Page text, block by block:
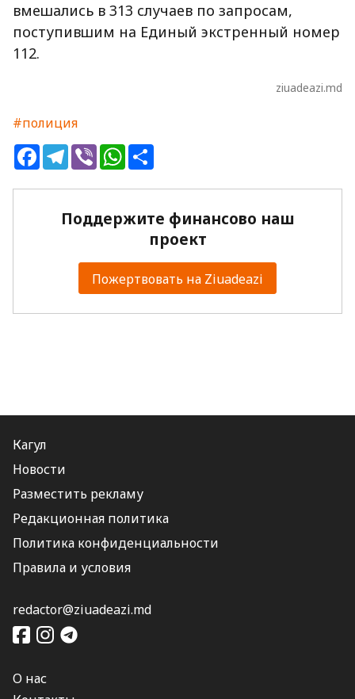
вмешались в 313 случаев по запросам,
поступившим на Единый экстренный номер
112.
ziuadeazi.md
#полиция
FacebookTelegram
ViberWhatsApp
Поддержите финансово наш
проект
Пожертвовать на Ziuadeazi
Кагул
Новости
Разместить рекламу
Редакционная политика
Политика конфиденциальности
Правила и условия
redactor@ziuadeazi.md
О нас